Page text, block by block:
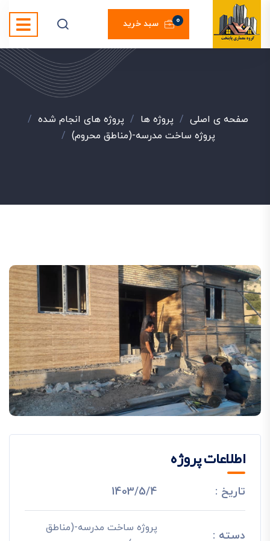
سبد خرید 0
صفحه ی اصلی / پروژه ها / پروژه های انجام شده /
پروژه ساخت مدرسه-(مناطق محروم) /
اطلاعات پروژه
تاریخ : 1403/5/4
دسته :
پروژه ساخت مدرسه-(مناطق